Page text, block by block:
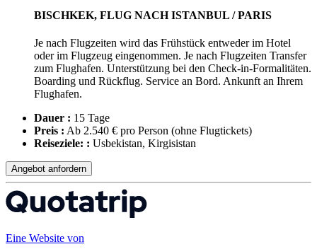
BISCHKEK, FLUG NACH ISTANBUL / PARIS
Je nach Flugzeiten wird das Frühstück entweder im Hotel
oder im Flugzeug eingenommen. Je nach Flugzeiten Transfer
zum Flughafen. Unterstützung bei den Check-in-Formalitäten.
Boarding und Rückflug. Service an Bord. Ankunft an Ihrem
Flughafen.
Dauer : 15 Tage
Preis : Ab 2.540 € pro Person (ohne Flugtickets)
Reiseziele: : Usbekistan, Kirgisistan
Angebot anfordern
Eine Website von